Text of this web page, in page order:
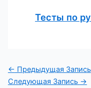
Тесты по
Навигация
по
← Предыдущая Запись
Следующая Запись →